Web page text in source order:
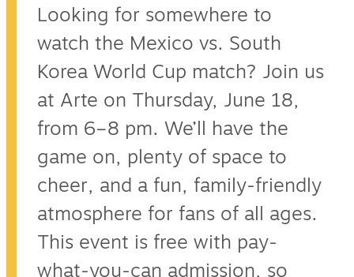
Looking for somewhere to
watch the Mexico vs. South
Korea World Cup match? Join us
at Arte on Thursday, June 18,
from 6–8 pm. We’ll have the
game on, plenty of space to
cheer, and a fun, family-friendly
atmosphere for fans of all ages.
This event is free with pay-
what-you-can admission, so